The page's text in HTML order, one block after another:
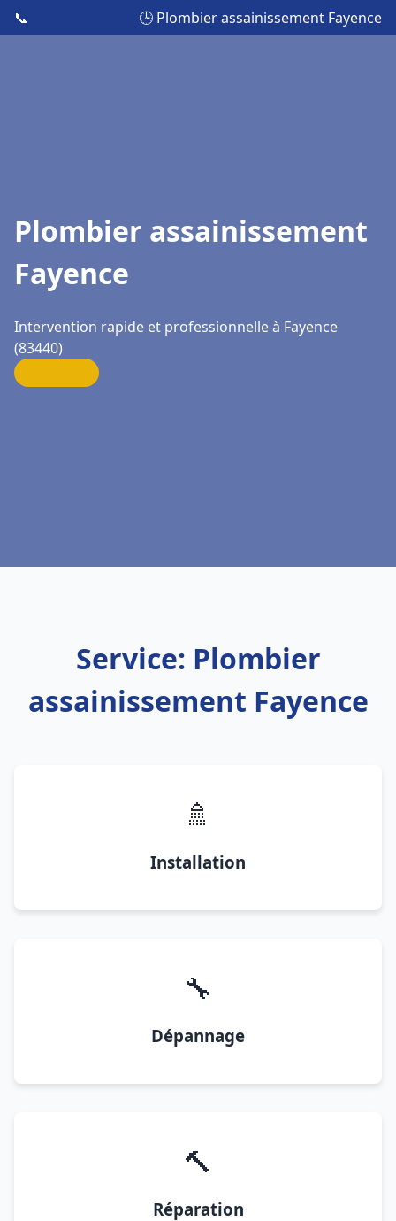
📞 🕒 Plombier assainissement Fayence
Plombier assainissement
Fayence
Intervention rapide et professionnelle à Fayence
(83440)
Service: Plombier
assainissement Fayence
🚿
Installation
🔧
Dépannage
🔨
Réparation